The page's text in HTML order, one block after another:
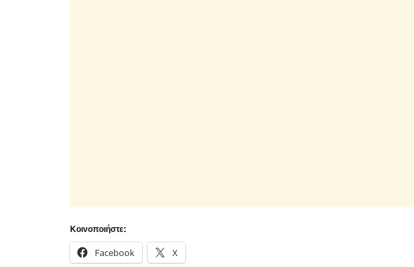
Κοινοποιήστε:
Facebook X